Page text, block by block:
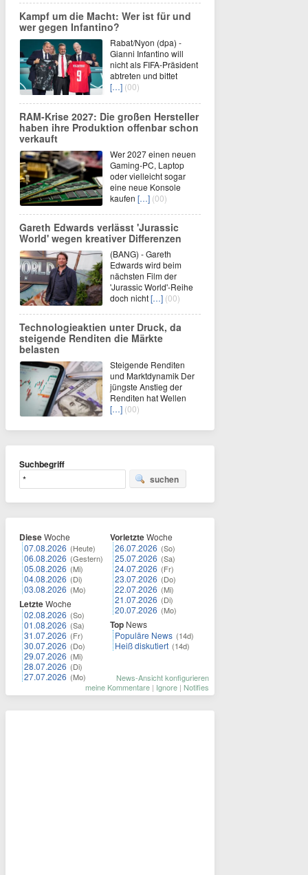
Kampf um die Macht: Wer ist für und
wer gegen Infantino?
Rabat/Nyon (dpa) -
Gianni Infantino will
nicht als FIFA-Präsident
abtreten und bittet
[…] (00)
RAM-Krise 2027: Die großen Hersteller
haben ihre Produktion offenbar schon
verkauft
Wer 2027 einen neuen
Gaming-PC, Laptop
oder vielleicht sogar
eine neue Konsole
kaufen […] (00)
Gareth Edwards verlässt 'Jurassic
World' wegen kreativer Differenzen
(BANG) - Gareth
Edwards wird beim
nächsten Film der
'Jurassic World'-Reihe
doch nicht[…] (00)
Technologieaktien unter Druck, da
steigende Renditen die Märkte
belasten
Steigende Renditen
und Marktdynamik Der
jüngste Anstieg der
Renditen hat Wellen
[…] (00)
Suchbegriff
suchen
DieseWoche
07.08.2026 (Heute)
06.08.2026 (Gestern)
05.08.2026 (Mi)
04.08.2026 (Di)
03.08.2026 (Mo)
LetzteWoche
02.08.2026 (So)
01.08.2026 (Sa)
31.07.2026 (Fr)
30.07.2026 (Do)
29.07.2026 (Mi)
28.07.2026 (Di)
27.07.2026 (Mo)
VorletzteWoche
26.07.2026 (So)
25.07.2026 (Sa)
24.07.2026 (Fr)
23.07.2026 (Do)
22.07.2026 (Mi)
21.07.2026 (Di)
20.07.2026 (Mo)
Top News
Populäre News (14d)
Heiß diskutiert (14d)
News-Ansicht konfigurieren
meine Kommentare | Ignore | Notifies